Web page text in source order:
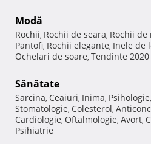
Modă
Rochii, Rochii de seara, Rochii de
Pantofi, Rochii elegante, Inele de
Ochelari de soare, Tendinte 2020
Sănătate
Sarcina, Ceaiuri, Inima, Psihologie,
Stomatologie, Colesterol,
Cardiologie, Oftalmologie, Avort,
Psihiatrie